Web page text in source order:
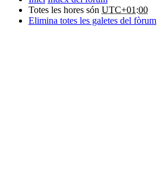
Totes les hores són UTC+01:00
Elimina totes les galetes del fòrum